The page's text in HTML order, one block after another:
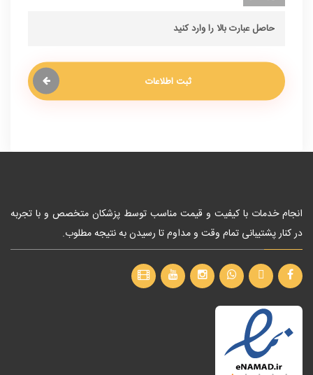
ثبت اطلاعات
انجام خدمات با کیفیت و قیمت مناسب توسط پزشکان متخصص و با تجربه
در کنار پشتیبانی تمام وقت و مداوم تا رسیدن به نتیجه مطلوب.